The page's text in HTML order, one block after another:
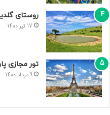
روستای
17 تیر 1400
تور مجازی پاریس
9 مرداد 1400